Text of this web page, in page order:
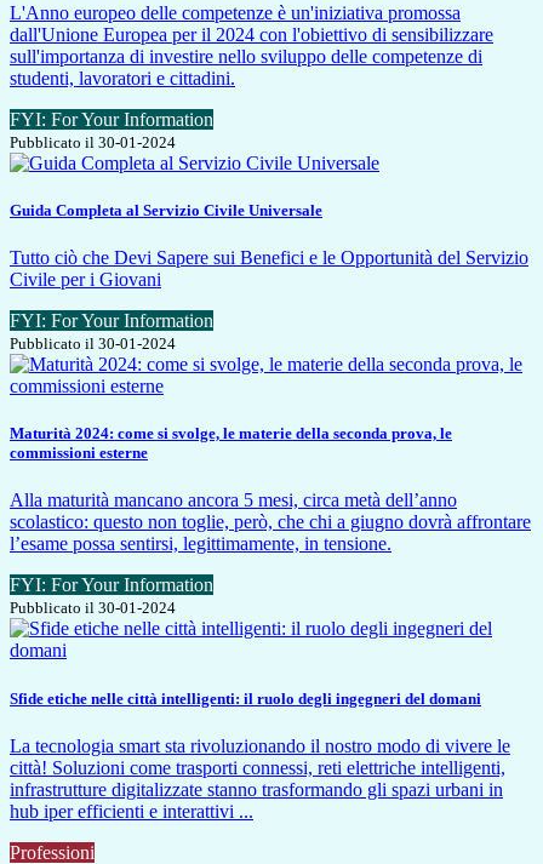
L'Anno europeo delle competenze è un'iniziativa promossa
dall'Unione Europea per il 2024 con l'obiettivo di sensibilizzare
sull'importanza di investire nello sviluppo delle competenze di
studenti, lavoratori e cittadini.
FYI: For Your Information
Pubblicato il 30-01-2024
Guida Completa al Servizio Civile Universale
Tutto ciò che Devi Sapere sui Benefici e le Opportunità del Servizio
Civile per i Giovani
FYI: For Your Information
Pubblicato il 30-01-2024
Maturità 2024: come si svolge, le materie della seconda prova, le
commissioni esterne
Alla maturità mancano ancora 5 mesi, circa metà dell’anno
scolastico: questo non toglie, però, che chi a giugno dovrà affrontare
l’esame possa sentirsi, legittimamente, in tensione.
FYI: For Your Information
Pubblicato il 30-01-2024
Sfide etiche nelle città intelligenti: il ruolo degli ingegneri del domani
La tecnologia smart sta rivoluzionando il nostro modo di vivere le
città! Soluzioni come trasporti connessi, reti elettriche intelligenti,
infrastrutture digitalizzate stanno trasformando gli spazi urbani in
hub iper efficienti e interattivi ...
Professioni